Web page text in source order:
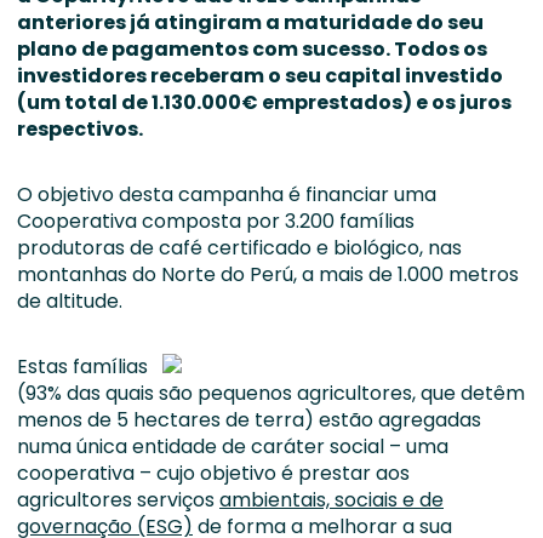
anteriores já atingiram a maturidade do seu
plano de pagamentos com sucesso. Todos os
investidores receberam o seu capital investido
(umtotal de 1.130.000€ emprestados) e os juros
respectivos.
O objetivo desta campanha é financiar uma
Cooperativa composta por 3.200 famílias
produtoras de café certificado e biológico, nas
montanhas do Norte do Perú, a mais de 1.000 metros
de altitude.
Estas famílias
(93% das quais são pequenos agricultores, que detêm
menos de 5 hectares de terra) estão agregadas
numa única entidade de caráter social – uma
cooperativa – cujo objetivo é prestar aos
agricultores serviçosambientais, sociais e de
governação (ESG) de forma a melhorar a sua